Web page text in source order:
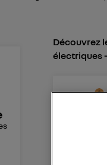
Découvrez
électriques
de km